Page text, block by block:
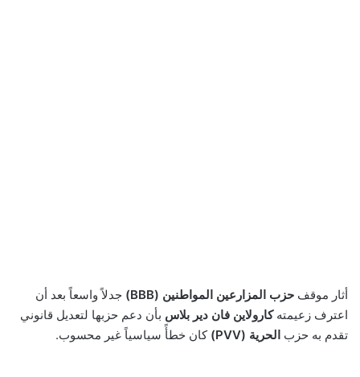
أثار موقف حزب المزارعين المواطنين (BBB)
جدلاً واسعاً بعد أن
اعترف زعيمتهكارولاين فان دير بلاس بأن دعم حزبها لتعديل قانوني
تقدم به حزب الحرية (PVV) كان خطأً سياسياً غير محسوب.